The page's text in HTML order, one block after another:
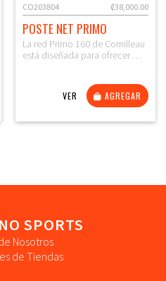
₡38,000.00
CO203804
POSTE NET PRIMO
La red Primo 160 de Cornilleau
está diseñada para ofrecer …
VER AGREGAR
SPORTS
Nosotros
de Tiendas